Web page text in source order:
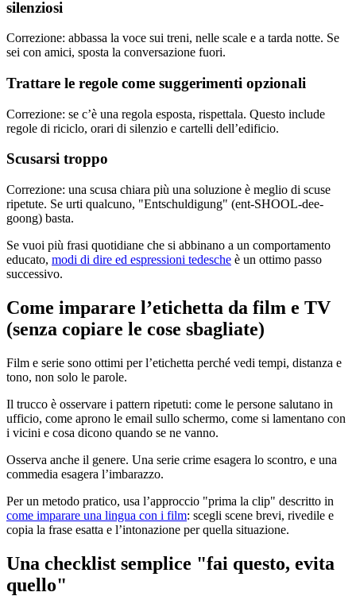
silenziosi
Correzione: abbassa la voce sui treni, nelle scale e a tarda notte. Se
sei con amici, sposta la conversazione fuori.
Trattare le regole come suggerimenti opzionali
Correzione: se c’è una regola esposta, rispettala. Questo include
regole di riciclo, orari di silenzio e cartelli dell’edificio.
Scusarsi troppo
Correzione: una scusa chiara più una soluzione è meglio di scuse
ripetute. Se urti qualcuno, "Entschuldigung" (ent-SHOOL-dee-
goong) basta.
Se vuoi più frasi quotidiane che si abbinano a un comportamento
educato, modi di dire ed espressioni tedesche è un ottimo passo
successivo.
Come imparare l’etichetta da film e TV
(senza copiare le cose sbagliate)
Film e serie sono ottimi per l’etichetta perché vedi tempi, distanza e
tono, non solo le parole.
Il trucco è osservare i pattern ripetuti: come le persone salutano in
ufficio, come aprono le email sullo schermo, come si lamentano con
i vicini e cosa dicono quando se ne vanno.
Osserva anche il genere. Una serie crime esagera lo scontro, e una
commedia esagera l’imbarazzo.
Per un metodo pratico, usa l’approccio "prima la clip" descritto in
come imparare una lingua con i film: scegli scene brevi, rivedile e
copia la frase esatta e l’intonazione per quella situazione.
Una checklist semplice "fai questo, evita
quello"